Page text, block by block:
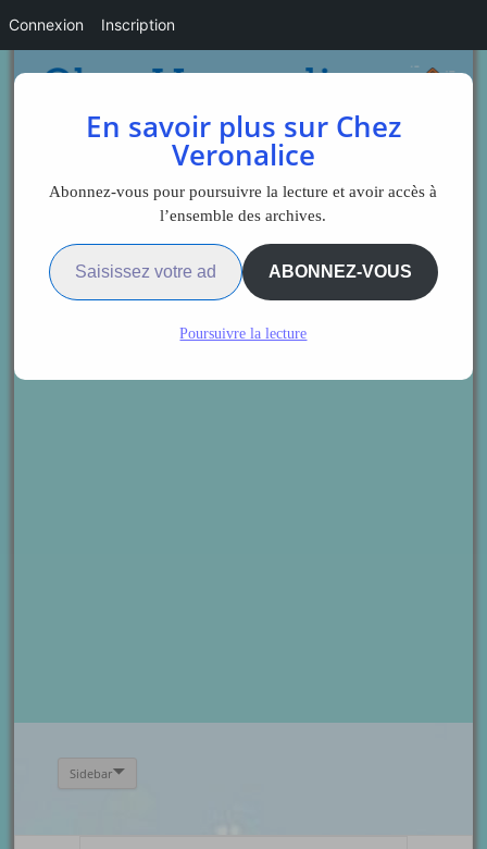
Sidebar
En savoir plus sur Chez
Veronalice
Abonnez-vous pour poursuivre la lecture et avoir accès à
l’ensemble des archives.
Saisissez votre adresse e-mail…
ABONNEZ-VOUS
Poursuivre la lecture
Connexion Inscription